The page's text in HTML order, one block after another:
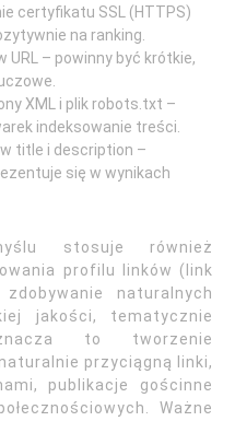
certyfikatu SSL (HTTPS)
na ranking.
– powinny być krótkie,
XML i plik robots.txt –
indeksowanie treści.
title i description –
się w wynikach
stosuje również
profilu linków (link
naturalnych
jakości, tematycznie
to tworzenie
przyciągną linki,
publikacje gościnne
Ważne